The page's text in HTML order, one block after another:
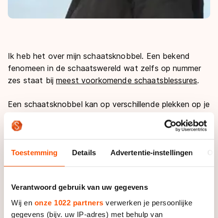
Toestemming Details Advertentie-instellingen
Verantwoord gebruik van uw gegevens
Wij en onze 1022 partners verwerken je persoonlijke
gegevens (bijv. uw IP-adres) met behulp van
Ik heb het over mijn schaatsknobbel. Een bekend
fenomeen in de schaatswereld wat zelfs op nummer
zes staat bijmeest voorkomende schaatsblessures.
Een schaatsknobbel kan op verschillende plekken op je
mijne zit aan de binnenkant van mijn rechtervoet en is
ook ontstaan door de druk die mijn schaatsschoen
geeft. Verkeerde schoenen kan je denken. Dat zou
kunnen, maar mijn schoenen zijn helemaal op maat
door er kort gezegd gips omheen te doen, het op te
laten drogen en er weer af te halen.